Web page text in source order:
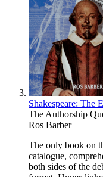
Shakespeare: The
The Authorship
Ros Barber
The only book on
catalogue,
both sides of the